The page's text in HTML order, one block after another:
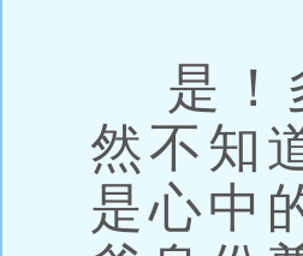
是！
然不知
是心中